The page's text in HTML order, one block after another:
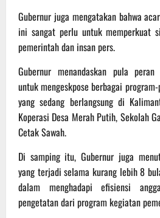
Gubernur juga mengatakan bahwa
ini sangat perlu untuk memperkuat
pemerintah dan insan pers.
Gubernur menandaskan pula
untuk mengeskpose berbagai
yang sedang berlangsung di
Koperasi Desa Merah Putih, Sekolah
Cetak Sawah.
Di samping itu, Gubernur juga
yang terjadi selama kurang lebih 8
dalam menghadapi efisiensi
pengetatan dari program kegiatan